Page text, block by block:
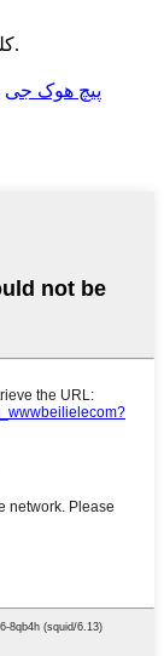
© Copyright 20102021: کلیه حقوق محفوظ است.
پیچ هوک جی